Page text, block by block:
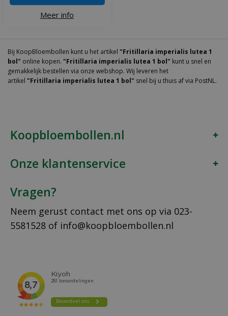
Meer info
Bij KoopBloembollen kunt u het artikel "Fritillaria imperialis lutea 1
bol" online kopen. "Fritillaria imperialis lutea 1 bol" kunt u snel en
gemakkelijk bestellen via onze webshop. Wij leveren het
artikel "Fritillaria imperialis lutea 1 bol" snel bij u thuis af via PostNL.
Koopbloembollen.nl
Onze klantenservice
Vragen?
Neem gerust contact met ons op via 023-
5581528 of info@koopbloembollen.nl